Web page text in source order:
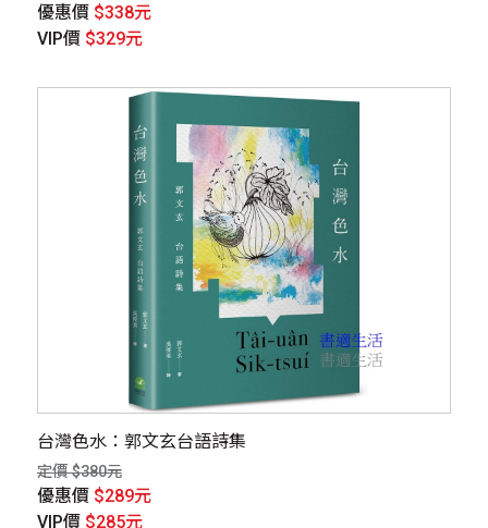
優惠價 $338元
VIP價 $329元
台灣色水：郭文玄台語詩集
定價 $380元
優惠價 $289元
VIP價 $285元